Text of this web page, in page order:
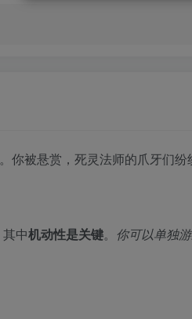
被悬赏，死灵法师的爪牙们
其中机动性是关键。 你可以单独